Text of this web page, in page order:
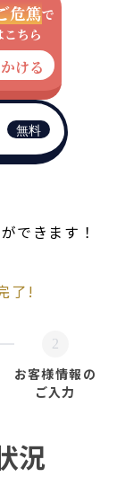
危篤で
ちら
ける
無料
ができます！
了!
2
お客様情報の
ご入力
況